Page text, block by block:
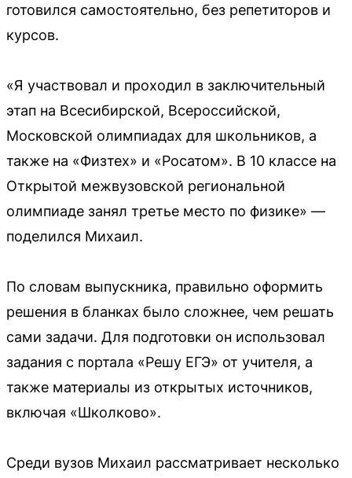
готовился самостоятельно, без репетиторов и
курсов.
«Я участвовал и проходил в заключительный
этап на Всесибирской, Всероссийской,
Московской олимпиадах для школьников, а
также на «Физтех» и «Росатом». В 10 классе на
Открытой межвузовской региональной
олимпиаде занял третье место по физике» —
поделился Михаил.
По словам выпускника, правильно оформить
решения в бланках было сложнее, чем решать
сами задачи. Для подготовки он использовал
задания с портала «Решу ЕГЭ» от учителя, а
также материалы из открытых источников,
включая «Школково».
Среди вузов Михаил рассматривает несколько